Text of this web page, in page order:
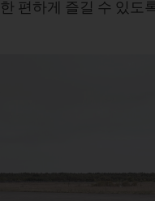
한 편하게 즐길 수 있도